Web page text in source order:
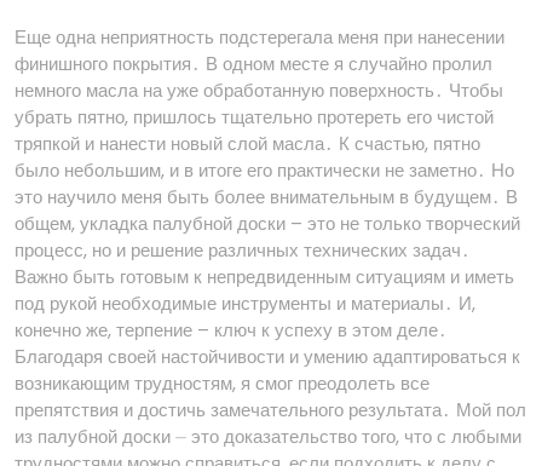
Еще одна неприятность подстерегала меня при нанесении
финишного покрытия․ В одном месте я случайно пролил
немного масла на уже обработанную поверхность․ Чтобы
убрать пятно, пришлось тщательно протереть его чистой
тряпкой и нанести новый слой масла․ К счастью, пятно
было небольшим, и в итоге его практически не заметно․ Но
это научило меня быть более внимательным в будущем․ В
общем, укладка палубной доски – это не только творческий
процесс, но и решение различных технических задач․
Важно быть готовым к непредвиденным ситуациям и иметь
под рукой необходимые инструменты и материалы․ И,
конечно же, терпение – ключ к успеху в этом деле․
Благодаря своей настойчивости и умению адаптироваться к
возникающим трудностям, я смог преодолеть все
препятствия и достичь замечательного результата․ Мой пол
из палубной доски ⏤ это доказательство того, что с любыми